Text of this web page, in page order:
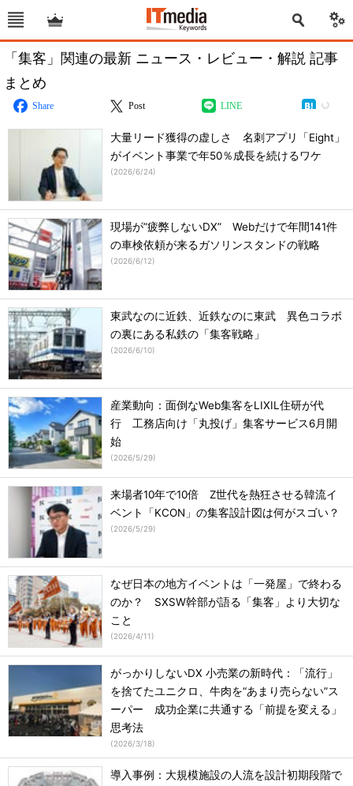
「集客」関連の最新 ニュース・レビュー・解説 記事
まとめ
Share Post LINE
大量リード獲得の虚しさ 名刺アプリ「Eight」
がイベント事業で年50％成長を続けるワケ
(2026/6/24)
現場が”疲弊しないDX” Webだけで年間141件
の車検依頼が来るガソリンスタンドの戦略
(2026/6/12)
東武なのに近鉄、近鉄なのに東武 異色コラボ
の裏にある私鉄の「集客戦略」
(2026/6/10)
産業動向：面倒なWeb集客をLIXIL住研が代
行 工務店向け「丸投げ」集客サービス6月開
始
(2026/5/29)
来場者10年で10倍 Z世代を熱狂させる韓流イ
ベント「KCON」の集客設計図は何がスゴい？
(2026/5/29)
なぜ日本の地方イベントは「一発屋」で終わる
のか？ SXSW幹部が語る「集客」より大切な
こと
(2026/4/11)
がっかりしないDX 小売業の新時代：「流行」
を捨てたユニクロ、牛肉を“あまり売らない”ス
ーパー 成功企業に共通する「前提を変える」
思考法
(2026/3/18)
導入事例：大規模施設の人流を設計初期段階で